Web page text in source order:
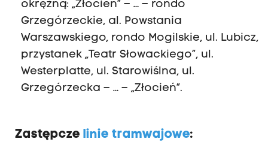
okrężną: „Złocień” – … – rondo
Grzegórzeckie, al. Powstania
Warszawskiego, rondo Mogilskie, ul. Lubicz,
przystanek „Teatr Słowackiego”, ul.
Westerplatte, ul. Starowiślna, ul.
Grzegórzecka – … – „Złocień”.
Zastępcze linie tramwajowe: